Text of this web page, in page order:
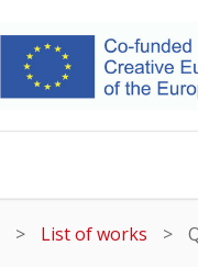
> List of works >